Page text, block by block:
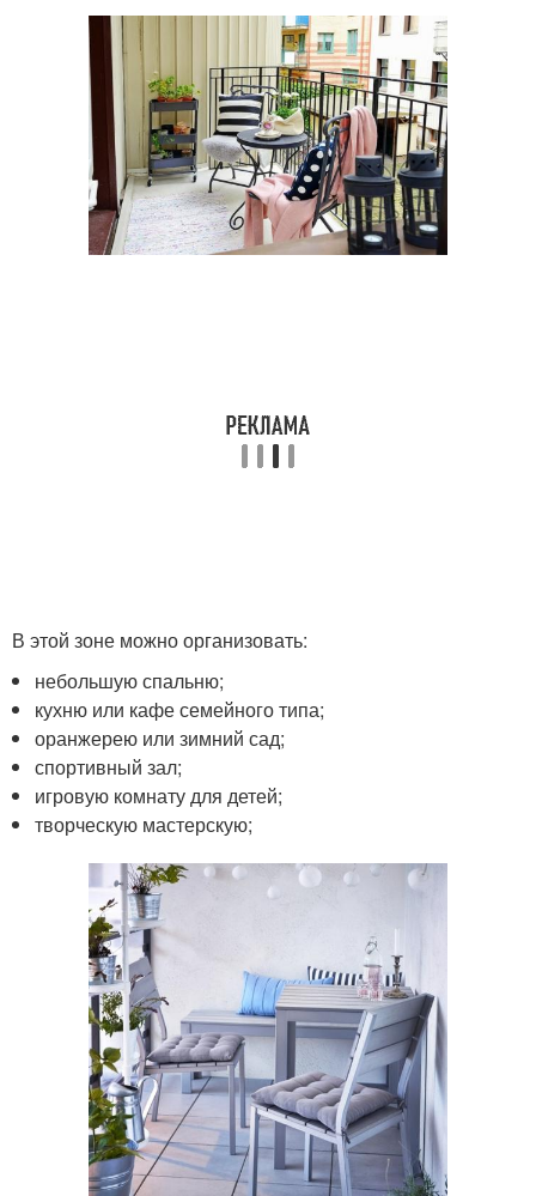
В этой зоне можно организовать:
небольшую спальню;
кухню или кафе семейного типа;
оранжерею или зимний сад;
спортивный зал;
игровую комнату для детей;
творческую мастерскую;